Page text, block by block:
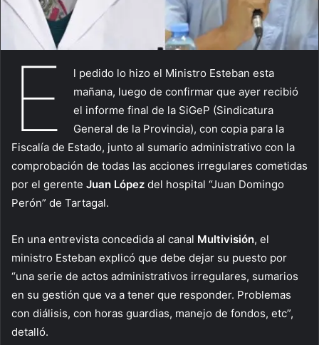
E
l pedido lo hizo el Ministro Esteban esta
mañana, luego de confirmar que ayer recibió
el informe final de la SiGeP (Sindicatura
General de la Provincia), con copia para la
Fiscalía de Estado, junto al sumario administrativo con la
comprobación de todas las acciones irregulares cometidas
por el gerente Juan López del hospital “Juan Domingo
Perón” de Tartagal.
En una entrevista concedida al canal Multivisión, el
ministro Esteban explicó que debe dejar su puesto por
“una serie de actos administrativos irregulares, sumarios
en su gestión que va a tener que responder. Problemas
con diálisis, con horas guardias, manejo de fondos, etc”,
detalló.